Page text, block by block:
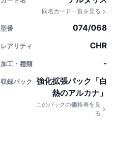
同名カード一覧を見る
型番 074/068
レアリティ CHR
加工・種類 -
収録パック
強化拡張パック「白
熱のアルカナ」
このパックの価格表を見
る